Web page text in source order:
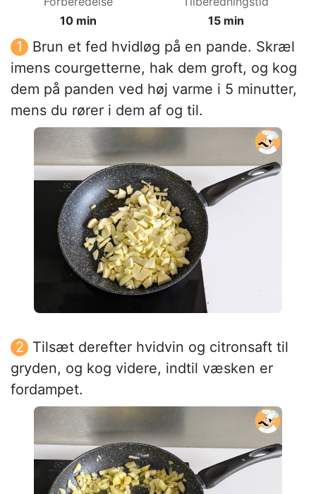
10 min
15 min
Brun et fed hvidløg på en pande. Skræl
imens courgetterne, hak dem groft, og kog
dem på panden ved høj varme i 5 minutter,
mens du rører i dem af og til.
Tilsæt derefter hvidvin og citronsaft til
gryden, og kog videre, indtil væsken er
fordampet.